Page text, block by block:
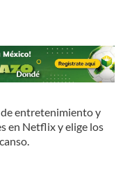
de entretenimiento y
en Netflix y elige los